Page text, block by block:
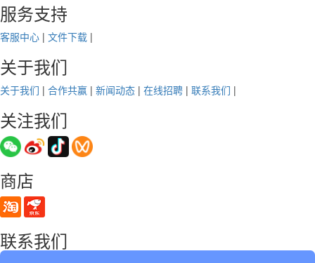
服务支持
客服中心 | 文件下载 |
关于我们
关于我们 | 合作共赢 | 新闻动态 | 在线招聘 | 联系我们 |
关注我们
商店
联系我们